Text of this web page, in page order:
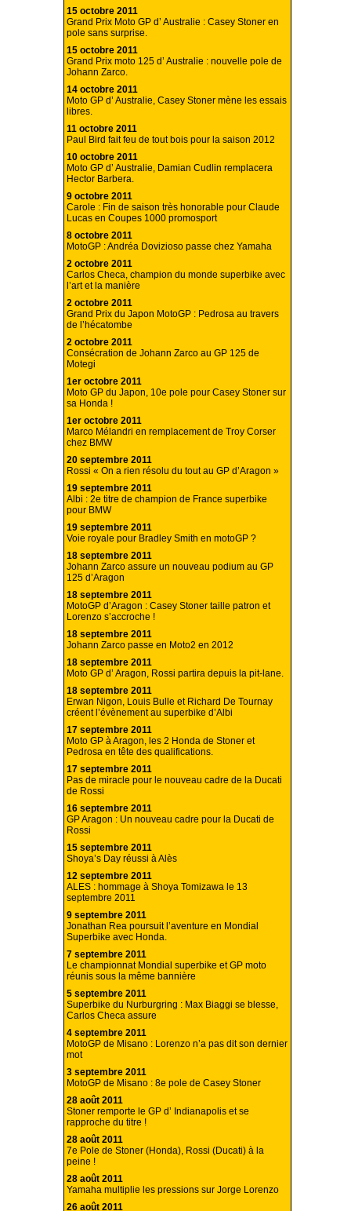
15 octobre 2011
Grand Prix Moto GP d’ Australie : Casey Stoner en
pole sans surprise.
15 octobre 2011
Grand Prix moto 125 d’ Australie : nouvelle pole de
Johann Zarco.
14 octobre 2011
Moto GP d’ Australie, Casey Stoner mène les essais
libres.
11 octobre 2011
Paul Bird fait feu de tout bois pour la saison 2012
10 octobre 2011
Moto GP d’ Australie, Damian Cudlin remplacera
Hector Barbera.
9 octobre 2011
Carole : Fin de saison très honorable pour Claude
Lucas en Coupes 1000 promosport
8 octobre 2011
MotoGP : Andréa Dovizioso passe chez Yamaha
2 octobre 2011
Carlos Checa, champion du monde superbike avec
l’art et la manière
2 octobre 2011
Grand Prix du Japon MotoGP : Pedrosa au travers
de l’hécatombe
2 octobre 2011
Consécration de Johann Zarco au GP 125 de
Motegi
1er octobre 2011
Moto GP du Japon, 10e pole pour Casey Stoner sur
sa Honda !
1er octobre 2011
Marco Mélandri en remplacement de Troy Corser
chez BMW
20 septembre 2011
Rossi « On a rien résolu du tout au GP d’Aragon »
19 septembre 2011
Albi : 2e titre de champion de France superbike
pour BMW
19 septembre 2011
Voie royale pour Bradley Smith en motoGP ?
18 septembre 2011
Johann Zarco assure un nouveau podium au GP
125 d’Aragon
18 septembre 2011
MotoGP d’Aragon : Casey Stoner taille patron et
Lorenzo s’accroche !
18 septembre 2011
Johann Zarco passe en Moto2 en 2012
18 septembre 2011
Moto GP d’ Aragon, Rossi partira depuis la pit-lane.
18 septembre 2011
Erwan Nigon, Louis Bulle et Richard De Tournay
créent l’évènement au superbike d’Albi
17 septembre 2011
Moto GP à Aragon, les 2 Honda de Stoner et
Pedrosa en tête des qualifications.
17 septembre 2011
Pas de miracle pour le nouveau cadre de la Ducati
de Rossi
16 septembre 2011
GP Aragon : Un nouveau cadre pour la Ducati de
Rossi
15 septembre 2011
Shoya’s Day réussi à Alès
12 septembre 2011
ALES : hommage à Shoya Tomizawa le 13
septembre 2011
9 septembre 2011
Jonathan Rea poursuit l’aventure en Mondial
Superbike avec Honda.
7 septembre 2011
Le championnat Mondial superbike et GP moto
réunis sous la même bannière
5 septembre 2011
Superbike du Nurburgring : Max Biaggi se blesse,
Carlos Checa assure
4 septembre 2011
MotoGP de Misano : Lorenzo n’a pas dit son dernier
mot
3 septembre 2011
MotoGP de Misano : 8e pole de Casey Stoner
28 août 2011
Stoner remporte le GP d’ Indianapolis et se
rapproche du titre !
28 août 2011
7e Pole de Stoner (Honda), Rossi (Ducati) à la
peine !
28 août 2011
Yamaha multiplie les pressions sur Jorge Lorenzo
26 août 2011